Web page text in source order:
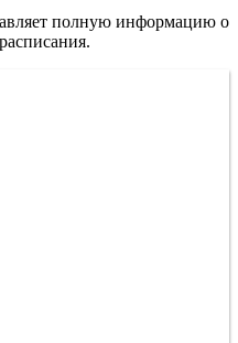
полную информацию о